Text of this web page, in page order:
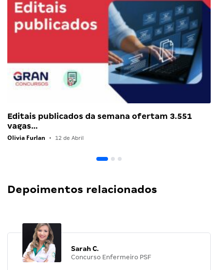
Editais publicados da semana ofertam 3.551
vagas…
Olivia Furlan • 12 de Abril
Depoimentos relacionados
Sarah C.
Concurso Enfermeiro PSF